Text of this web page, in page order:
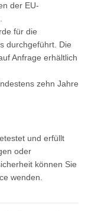
der EU-
für die
durchgeführt. Die
Anfrage erhältlich
zehn Jahre
und erfüllt
oder
können Sie
wenden.